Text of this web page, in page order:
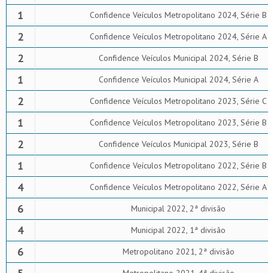
1 Confidence Veículos Metropolitano 2024, Série B
2 Confidence Veículos Metropolitano 2024, Série A
2 Confidence Veículos Municipal 2024, Série B
1 Confidence Veículos Municipal 2024, Série A
2 Confidence Veículos Metropolitano 2023, Série C
1 Confidence Veículos Metropolitano 2023, Série B
2 Confidence Veículos Municipal 2023, Série B
1 Confidence Veículos Metropolitano 2022, Série B
4 Confidence Veículos Metropolitano 2022, Série A
6 Municipal 2022, 2ª divisão
4 Municipal 2022, 1ª divisão
6 Metropolitano 2021, 2ª divisão